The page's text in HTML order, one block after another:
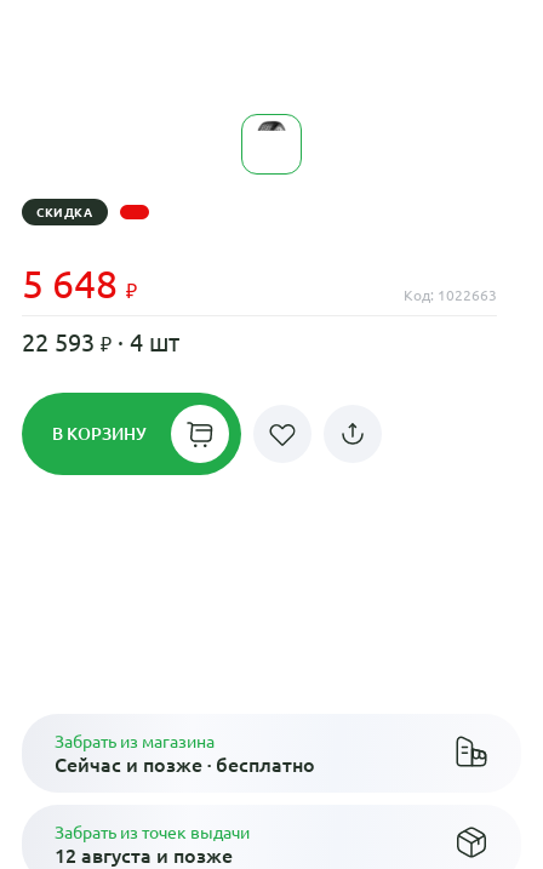
СКИДКА
5 648 Код: 1022663
22 593 · 4 шт
В КОРЗИНУ
Забрать из магазина
Сейчас и позже · бесплатно
Забрать из точек выдачи
12 августа и позже